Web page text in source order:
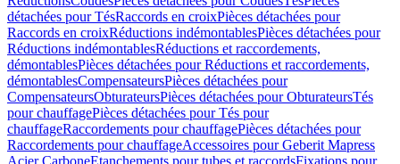
détachées pour TésRaccords en croixPièces détachées pour
Raccords en croixRéductions indémontablesPièces détachées pour
Réductions indémontablesRéductions et raccordements,
démontablesPièces détachées pour Réductions et raccordements,
démontablesCompensateursPièces détachées pour
CompensateursObturateursPièces détachées pour ObturateursTés
pour chauffagePièces détachées pour Tés pour
chauffageRaccordements pour chauffagePièces détachées pour
Raccordements pour chauffageAccessoires pour Geberit Mapress
Acier CarboneEtanchements pour tubes et raccordsFixations pour